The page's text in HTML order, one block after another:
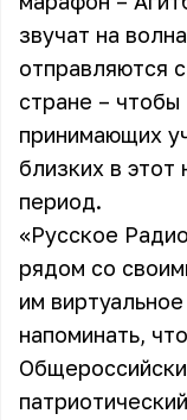
звучат на
отправляются
стране –
принимающих
близких в этот
период.
«Русское
рядом со
им
напоминать,